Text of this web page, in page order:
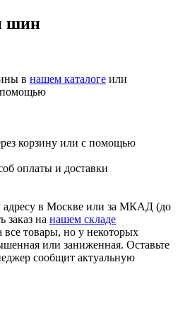
шин
в нашем каталоге или
помощью
корзину или с помощью
оплаты и доставки
в Москве или за МКАД (до
заказ на нашем складе
товары, но у некоторых
или заниженная. Оставьте
сообщит актуальную